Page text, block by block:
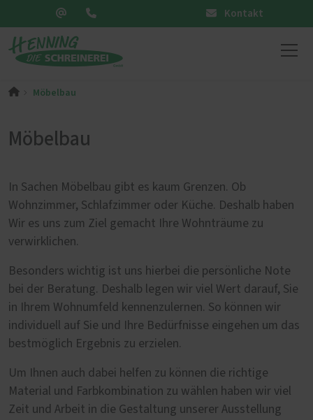
Kontakt
Möbelbau
Möbelbau
In Sachen Möbelbau gibt es kaum Grenzen. Ob
Wohnzimmer, Schlafzimmer oder Küche. Deshalb haben
Wir es uns zum Ziel gemacht Ihre Wohnträume zu
verwirklichen.
Besonders wichtig ist uns hierbei die persönliche Note
bei der Beratung. Deshalb legen wir viel Wert darauf, Sie
in Ihrem Wohnumfeld kennenzulernen. So können wir
individuell auf Sie und Ihre Bedürfnisse eingehen um das
bestmöglich Ergebnis zu erzielen.
Um Ihnen auch dabei helfen zu können die richtige
Material und Farbkombination zu wählen haben wir viel
Zeit und Arbeit in die Gestaltung unserer Ausstellung